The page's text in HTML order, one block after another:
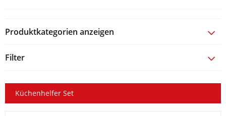
Produktkategorien anzeigen
Filter
Küchenhelfer Set